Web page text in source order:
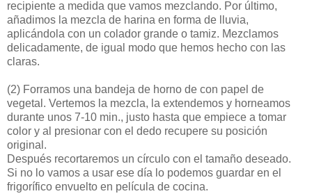
recipiente a medida que vamos mezclando. Por último,
añadimos la mezcla de harina en forma de lluvia,
aplicándola con un colador grande o tamiz. Mezclamos
delicadamente, de igual modo que hemos hecho con las
claras.
(2) Forramos una bandeja de horno de con papel de
vegetal. Vertemos la mezcla, la extendemos y horneamos
durante unos 7-10 min., justo hasta que empiece a tomar
color y al presionar con el dedo recupere su posición
original.
Después recortaremos un círculo con el tamaño deseado.
Si no lo vamos a usar ese día lo podemos guardar en el
frigorífico envuelto en película de cocina.